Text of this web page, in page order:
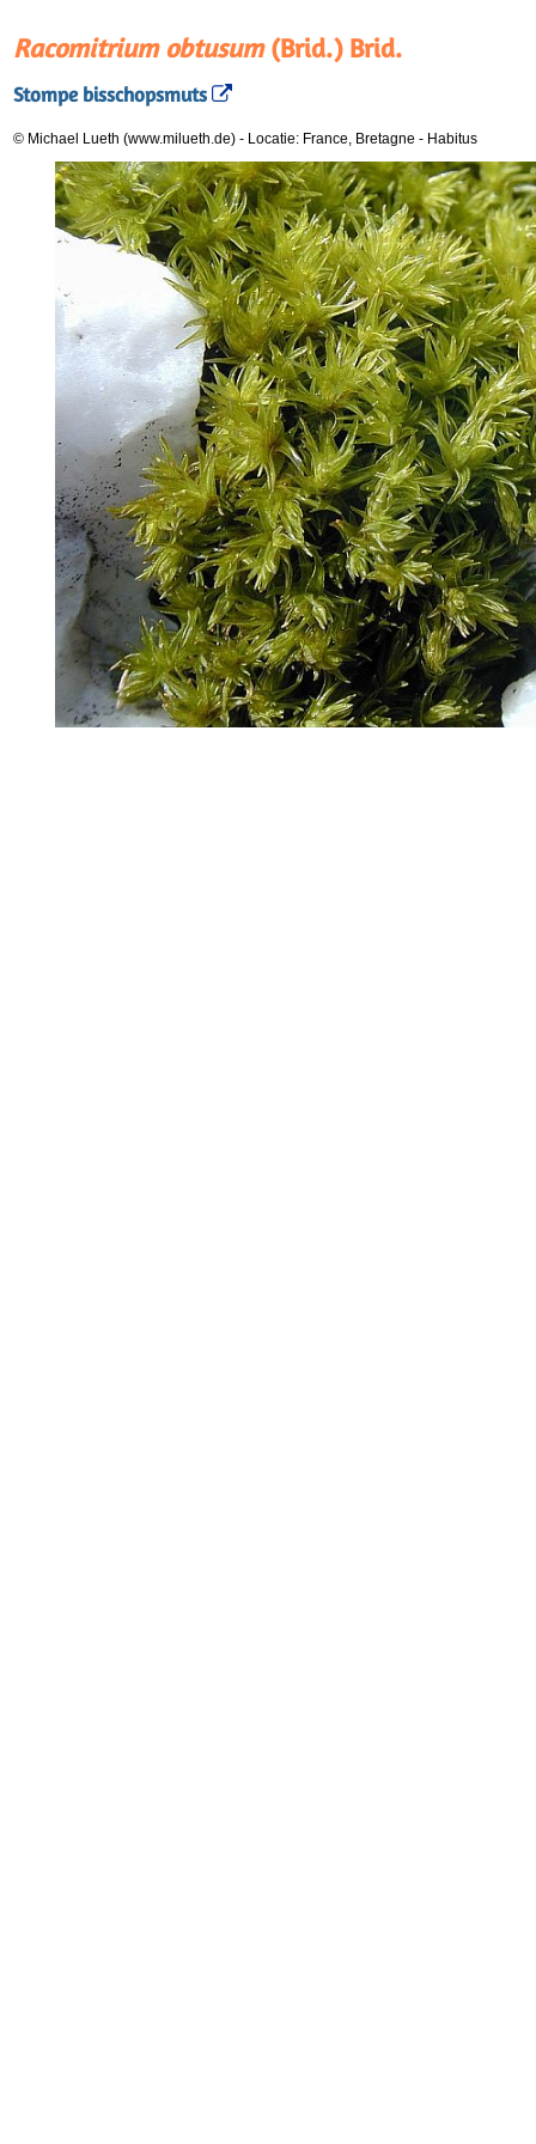
Racomitrium obtusum(Brid.) Brid.
Stompe bisschopsmuts
© Michael Lueth (www.milueth.de) - Locatie: France, Bretagne - Habitus